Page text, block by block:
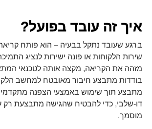
איך זה עובד בפועל?
ברגע שעובד נתקל בבעיה – הוא פותח
שירות הלקוחות או פונה ישירות לנציג
מזהה את הקריאה, מקצה אותה לטכנאי
בודדות מתבצע חיבור מאובטח למחשב
מתבצע תוך שימוש באמצעי הצפנה
דו-שלבי, כדי להבטיח שהגישה מתבצעת רק
מוסמך.